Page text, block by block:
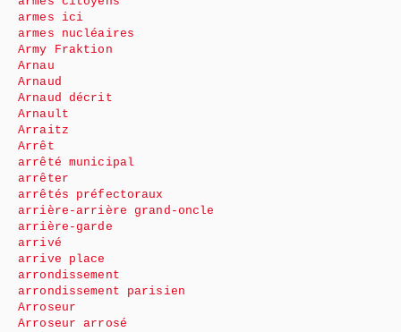
armes ici
armes nucléaires
Army Fraktion
Arnau
Arnaud
Arnaud décrit
Arnault
Arraitz
Arrêt
arrêté municipal
arrêter
arrêtés préfectoraux
arrière-arrière grand-oncle
arrière-garde
arrivé
arrive place
arrondissement
arrondissement parisien
Arroseur
Arroseur arrosé